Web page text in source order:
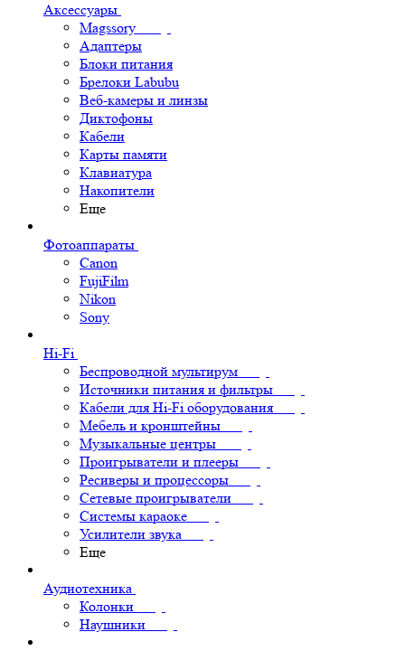
Аксессуары
Magssory
Адаптеры
Блоки питания
Брелоки Labubu
Веб-камеры и линзы
Диктофоны
Кабели
Карты памяти
Клавиатура
Накопители
Еще
Фотоаппараты
Canon
FujiFilm
Nikon
Sony
Hi-Fi
Беспроводной мультирум
Источники питания и фильтры
Кабели для Hi-Fi оборудования
Мебель и кронштейны
Музыкальные центры
Проигрыватели и плееры
Ресиверы и процессоры
Сетевые проигрыватели
Системы караоке
Усилители звука
Еще
Аудиотехника
Колонки
Наушники